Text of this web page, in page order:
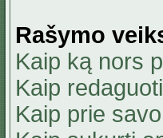
Rašymo
Kaip ką nors
Kaip
Kaip prie